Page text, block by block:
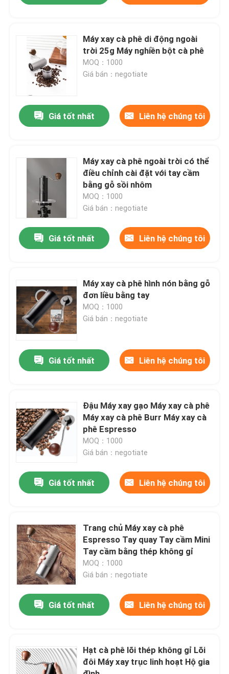
Các sản phẩm
Hướng dẫn VR
Về chúng tôi
Kiểm soát chất lượng
Liên hệ chúng tôi
Các trường hợp
Máy xay cà phê Burr
Máy xay cà phê di động ngoài
trời 25g Máy nghiền bột cà phê
MOQ：1000
Giá bán：negotiate
Giá tốt nhất Liên hệ chúng tôi
Máy xay cà phê ngoài trời có thể
điều chỉnh cài đặt với tay cầm
bằng gỗ sồi nhôm
MOQ：1000
Giá bán：negotiate
Giá tốt nhất Liên hệ chúng tôi
Máy xay cà phê hình nón bằng gỗ
đơn liều bằng tay
MOQ：1000
Giá bán：negotiate
Giá tốt nhất Liên hệ chúng tôi
Đậu Máy xay gạo Máy xay cà phê
Máy xay cà phê Burr Máy xay cà
phê Espresso
MOQ：1000
Giá bán：negotiate
Giá tốt nhất Liên hệ chúng tôi
Trang chủ Máy xay cà phê
Espresso Tay quay Tay cầm Mini
Tay cầm bằng thép không gỉ
MOQ：1000
Giá bán：negotiate
Giá tốt nhất Liên hệ chúng tôi
Hạt cà phê lõi thép không gỉ Lõi
đôi Máy xay trục linh hoạt Hộ gia